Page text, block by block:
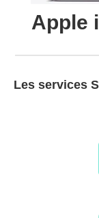
Apple
Les services